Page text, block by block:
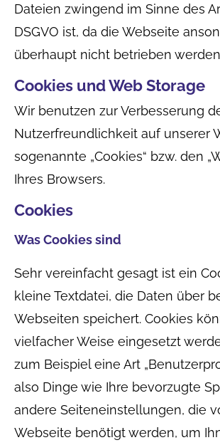
Dateien zwingend im Sinne des
DSGVO ist, da die Webseite
überhaupt nicht betrieben
Cookies und Web Storage
Wir benutzen zur Verbesserung
Nutzerfreundlichkeit auf unserer
sogenannte „Cookies“ bzw. den
Ihres Browsers.
Cookies
Was Cookies sind
Sehr vereinfacht gesagt ist ein
kleine Textdatei, die Daten über
Webseiten speichert. Cookies
vielfacher Weise eingesetzt
zum Beispiel eine Art
also Dinge wie Ihre bevorzugte
andere Seiteneinstellungen, die
Webseite benötigt werden, um